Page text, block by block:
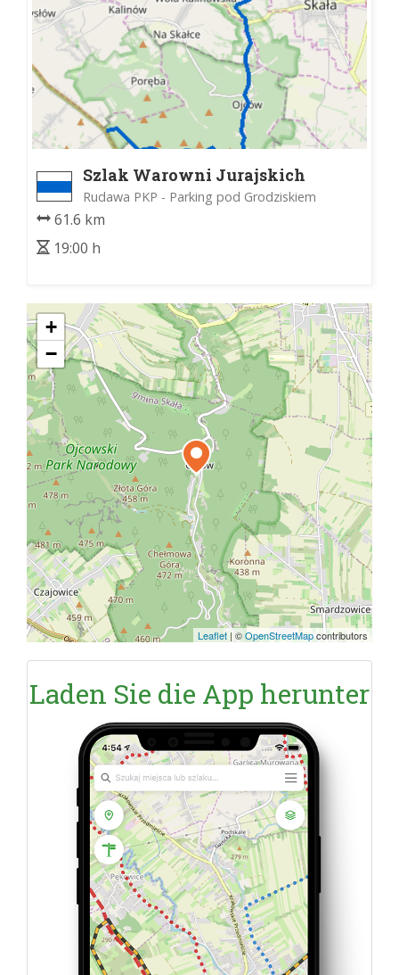
Szlak Warowni Jurajskich
Rudawa PKP - Parking pod Grodziskiem
61.6 km
19:00 h
+
−
Leaflet |©OpenStreetMapcontributors
Laden Sie die App herunter